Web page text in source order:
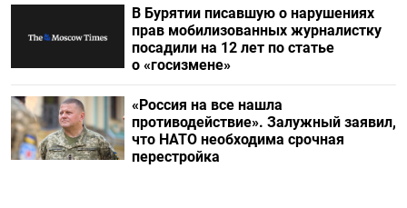
В Бурятии писавшую о нарушениях
прав мобилизованных журналистку
посадили на 12 лет по статье
о «госизмене»
«Россия на все нашла
противодействие». Залужный заявил,
что НАТО необходима срочная
перестройка